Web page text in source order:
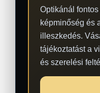
Optikánál
képminőség és
illeszkedés.
tájékoztatást a
és szerelési